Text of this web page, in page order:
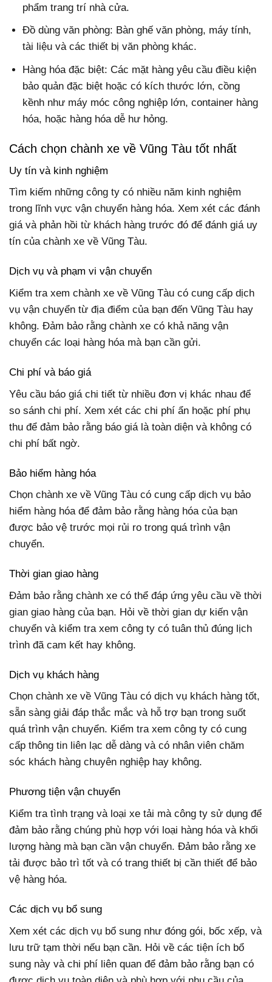
phẩm trang trí nhà cửa.
Đồ dùng văn phòng: Bàn ghế văn phòng, máy tính,
tài liệu và các thiết bị văn phòng khác.
Hàng hóa đặc biệt: Các mặt hàng yêu cầu điều kiện
bảo quản đặc biệt hoặc có kích thước lớn, cồng
kềnh như máy móc công nghiệp lớn, container hàng
hóa, hoặc hàng hóa dễ hư hỏng.
Cách chọn chành xe về Vũng Tàu tốt nhất
Uy tín và kinh nghiệm
Tìm kiếm những công ty có nhiều năm kinh nghiệm
trong lĩnh vực vận chuyển hàng hóa. Xem xét các đánh
giá và phản hồi từ khách hàng trước đó để đánh giá uy
tín của chành xe về Vũng Tàu.
Dịch vụ và phạm vi vận chuyển
Kiểm tra xem chành xe về Vũng Tàu có cung cấp dịch
vụ vận chuyển từ địa điểm của bạn đến Vũng Tàu hay
không. Đảm bảo rằng chành xe có khả năng vận
chuyển các loại hàng hóa mà bạn cần gửi.
Chi phí và báo giá
Yêu cầu báo giá chi tiết từ nhiều đơn vị khác nhau để
so sánh chi phí. Xem xét các chi phí ẩn hoặc phí phụ
thu để đảm bảo rằng báo giá là toàn diện và không có
chi phí bất ngờ.
Bảo hiểm hàng hóa
Chọn chành xe về Vũng Tàu có cung cấp dịch vụ bảo
hiểm hàng hóa để đảm bảo rằng hàng hóa của bạn
được bảo vệ trước mọi rủi ro trong quá trình vận
chuyển.
Thời gian giao hàng
Đảm bảo rằng chành xe có thể đáp ứng yêu cầu về thời
gian giao hàng của bạn. Hỏi về thời gian dự kiến vận
chuyển và kiểm tra xem công ty có tuân thủ đúng lịch
trình đã cam kết hay không.
Dịch vụ khách hàng
Chọn chành xe về Vũng Tàu có dịch vụ khách hàng tốt,
sẵn sàng giải đáp thắc mắc và hỗ trợ bạn trong suốt
quá trình vận chuyển. Kiểm tra xem công ty có cung
cấp thông tin liên lạc dễ dàng và có nhân viên chăm
sóc khách hàng chuyên nghiệp hay không.
Phương tiện vận chuyển
Kiểm tra tình trạng và loại xe tải mà công ty sử dụng để
đảm bảo rằng chúng phù hợp với loại hàng hóa và khối
lượng hàng mà bạn cần vận chuyển. Đảm bảo rằng xe
tải được bảo trì tốt và có trang thiết bị cần thiết để bảo
vệ hàng hóa.
Các dịch vụ bổ sung
Xem xét các dịch vụ bổ sung như đóng gói, bốc xếp, và
lưu trữ tạm thời nếu bạn cần. Hỏi về các tiện ích bổ
sung này và chi phí liên quan để đảm bảo rằng bạn có